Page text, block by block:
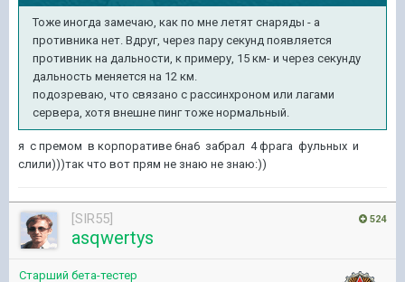
Тоже иногда замечаю, как по мне летят снаряды - а
противника нет. Вдруг, через пару секунд появляется
противник на дальности, к примеру, 15 км- и через секунду
дальность меняется на 12 км.
подозреваю, что связано с рассинхроном или лагами
сервера, хотя внешне пинг тоже нормальный.
я с премом в корпоративе 6на6 забрал 4 фрага фульных и
слили)))так что вот прям не знаю не знаю:))
524
[SIR55]
asqwertys
Старший бета-тестер